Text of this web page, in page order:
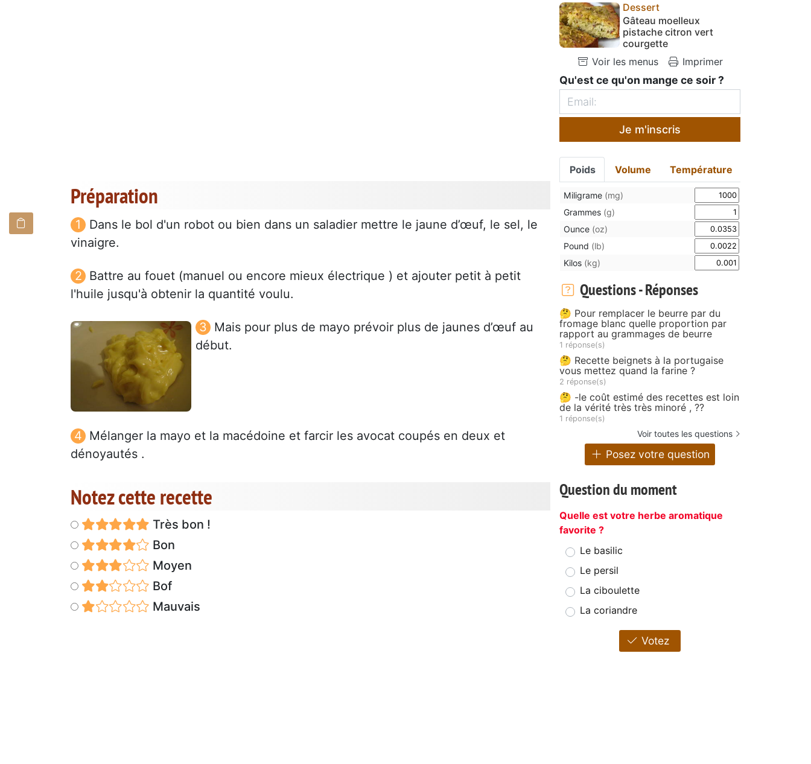
Préparation
Dans le bol d'un robot ou bien dans un saladier mettre le jaune d’œuf, le sel, le
vinaigre.
Battre au fouet (manuel ou encore mieux électrique ) et ajouter petit à petit
l'huile jusqu'à obtenir la quantité voulu.
Mais pour plus de mayo prévoir plus de jaunes d’œuf au
début.
Mélanger la mayo et la macédoine et farcir les avocat coupés en deux et
dénoyautés .
Notez cette recette
Très bon !
Bon
Moyen
Bof
Mauvais
Dessert
Gâteau moelleux
pistache citron vert
courgette
Voir les menus
Imprimer
Qu'est ce qu'on mange ce soir ?
Je m'inscris
Poids Volume Température
Miligrame (mg)
Grammes (g)
Ounce (oz)
Pound (lb)
Kilos (kg)
Questions - Réponses
🤔 Pour remplacer le beurre par du
fromage blanc quelle proportion par
rapport au grammages de beurre
1 réponse(s)
🤔 Recette beignets à la portugaise
vous mettez quand la farine ?
2 réponse(s)
🤔 -le coût estimé des recettes est loin
de la vérité très très minoré , ??
1 réponse(s)
Voir toutes les questions
Posez votre question
Question du moment
Quelle est votre herbe aromatique
favorite ?
Le basilic
Le persil
La ciboulette
La coriandre
Votez